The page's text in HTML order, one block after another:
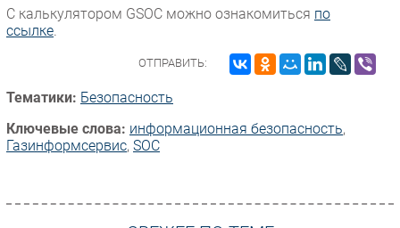
С калькулятором GSOC можно ознакомиться по
ссылке
ОТПРАВИТЬ:
Тематики: Безопасность
Ключевые слова: информационная безопасность,
Газинформсервис, SOC